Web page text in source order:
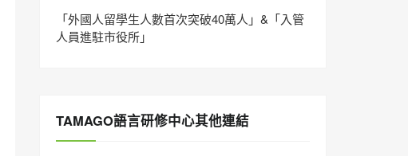
「外國人留學生人數首次突破40萬人」&「入管
人員進駐市役所」
TAMAGO語言研修中心其他連結